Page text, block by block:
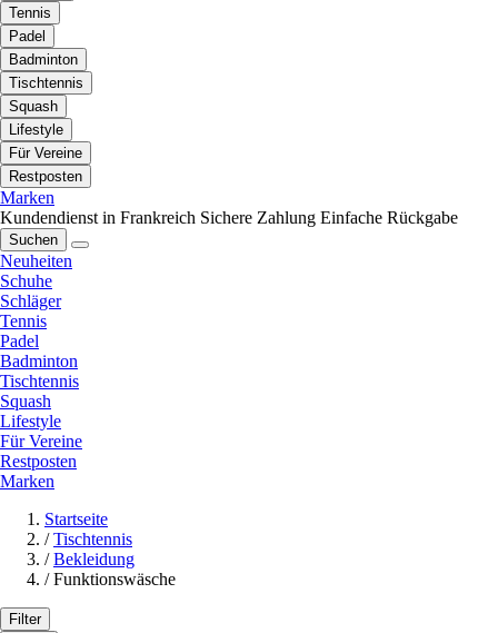
Tennis
Padel
Badminton
Tischtennis
Squash
Lifestyle
Für Vereine
Restposten
Marken
Kundendienst in Frankreich Sichere Zahlung Einfache Rückgabe
Suchen
Neuheiten
Schuhe
Schläger
Tennis
Padel
Badminton
Tischtennis
Squash
Lifestyle
Für Vereine
Restposten
Marken
Startseite
/ Tischtennis
/ Bekleidung
/ Funktionswäsche
Filter